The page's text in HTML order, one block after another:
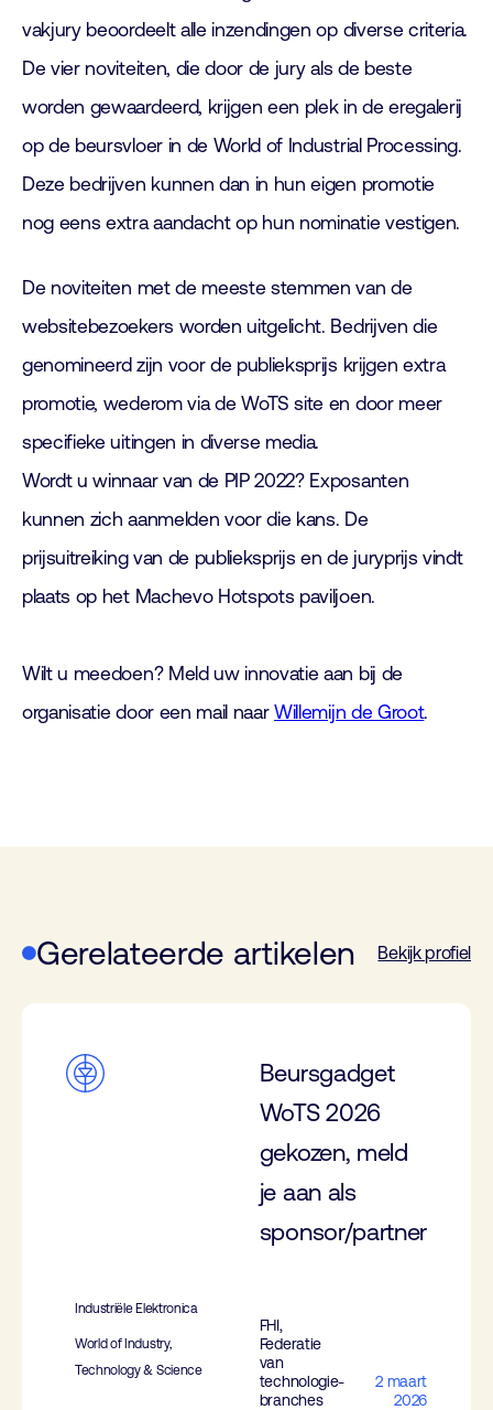
vakjury beoordeelt alle inzendingen op diverse criteria.
De vier noviteiten, die door de jury als de beste
worden gewaardeerd, krijgen een plek in de eregalerij
op de beursvloer in de World of Industrial Processing.
Deze bedrijven kunnen dan in hun eigen promotie
nog eens extra aandacht op hun nominatie vestigen.
De noviteiten met de meeste stemmen van de
websitebezoekers worden uitgelicht. Bedrijven die
genomineerd zijn voor de publieksprijs krijgen extra
promotie, wederom via de WoTS site en door meer
specifieke uitingen in diverse media.
Wordt u winnaar van de PIP 2022? Exposanten
kunnen zich aanmelden voor die kans. De
prijsuitreiking van de publieksprijs en de juryprijs vindt
plaats op het Machevo Hotspots paviljoen.
Wilt u meedoen? Meld uw innovatie aan bij de
organisatie door een mail naarWillemijn de Groot.
Gerelateerde artikelen Bekijk profiel
Beursgadget
WoTS 2026
gekozen, meld
je aan als
sponsor/partner
Industriële Elektronica
World of Industry,
Technology & Science
FHI,
Federatie
van
technologie-
branches
2 maart
2026